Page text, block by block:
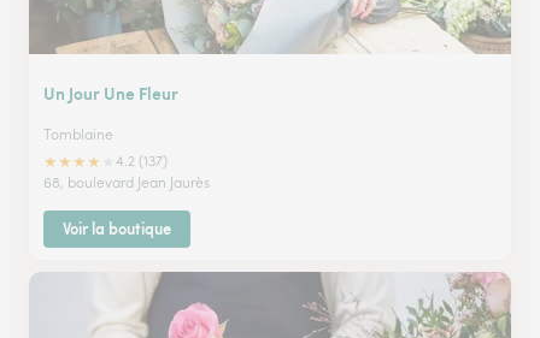
Un Jour Une Fleur
Tomblaine
★★★★
4.2 (137)
68, boulevard Jean Jaurès
Voir la boutique